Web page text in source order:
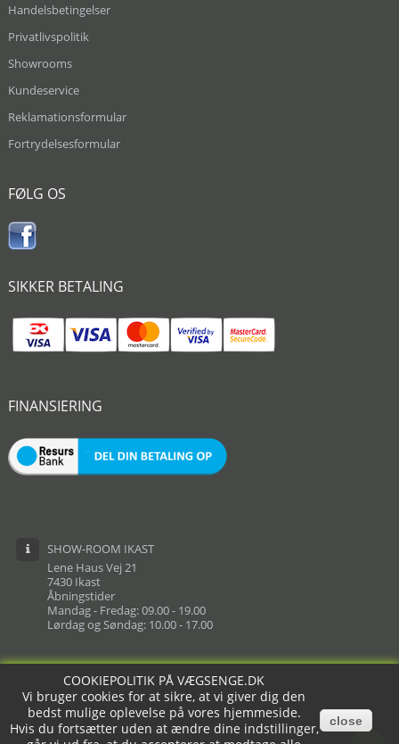
COOKIEPOLITIK PÅ VÆGSENGE.DK
Vi bruger cookies for at sikre, at vi giver dig den
bedst mulige oplevelse på vores hjemmeside.
Hvis du fortsætter uden at ændre dine indstillinger,
close
Handelsbetingelser
Privatlivspolitik
Showrooms
Kundeservice
Reklamationsformular
Fortrydelsesformular
FØLG OS
SIKKER BETALING
FINANSIERING
SHOW-ROOM IKAST
Lene Haus Vej 21
7430 Ikast
Åbningstider
Mandag - Fredag: 09.00 - 19.00
Lørdag og Søndag: 10.00 - 17.00
COOKIEPOLITIK PÅ VÆGSENGE.DK
Vi bruger cookies for at sikre, at vi giver dig den
bedst mulige oplevelse på vores hjemmeside.
Hvis du fortsætter uden at ændre dine indstillinger,
close
Copyright © Vægsenge.dk powered by Vivoda.dk™